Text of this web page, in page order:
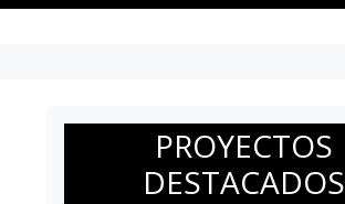
PROYECTOS
DESTACADOS